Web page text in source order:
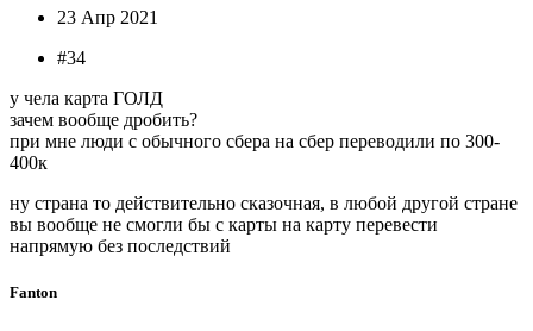
23 Апр 2021
#34
у чела карта ГОЛД
зачем вообще дробить?
при мне люди с обычного сбера на сбер переводили по 300-
400к
ну страна то действительно сказочная, в любой другой стране
вы вообще не смогли бы с карты на карту перевести
напрямую без последствий
Fanton